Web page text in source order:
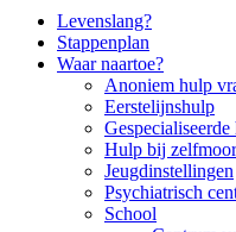
Side
Navigation
Levenslang?
Stappenplan
Waar naartoe?
Anoniem hulp
Eerstelijnshulp
Gespecialiseerde
Hulp bij
Jeugdinstellingen
Psychiatrisch
School